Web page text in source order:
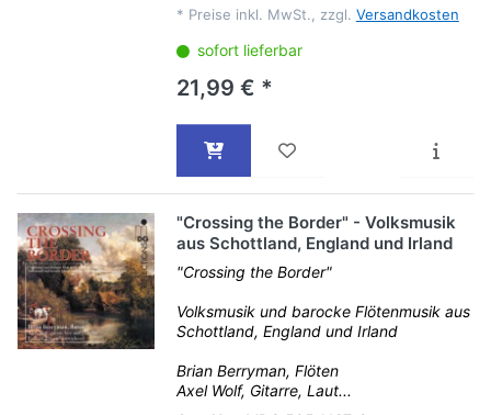
* Preise inkl. MwSt., zzgl. Versandkosten
sofort lieferbar
21,99 € *
"Crossing the Border" - Volksmusik
aus Schottland, England und Irland
"Crossing the Border"
Volksmusik und barocke Flötenmusik aus
Schottland, England und Irland
Brian Berryman, Flöten
Axel Wolf, Gitarre, Laut...